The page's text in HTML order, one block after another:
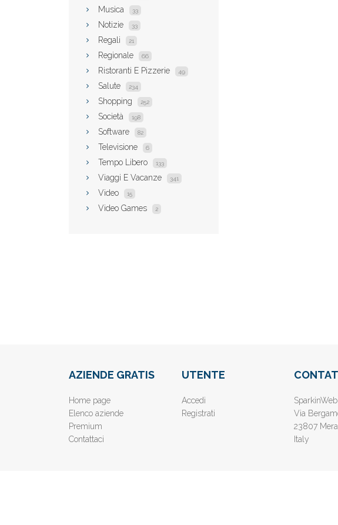
Musica 33
Notizie 33
Regali 21
Regionale 66
Ristoranti E Pizzerie 49
Salute 234
Shopping 252
Società 198
Software 82
Televisione 6
Tempo Libero 133
Viaggi E Vacanze 341
Video 15
Video Games 2
AZIENDE GRATIS
Home page
Elenco aziende
Premium
Contattaci
UTENTE
Accedi
Registrati
Via
23807
Italy